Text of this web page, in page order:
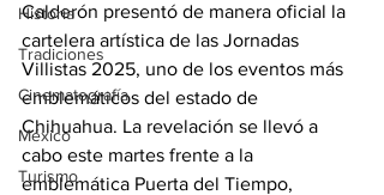
Historia
Tradiciones
Cinematografía
México
Turismo
Calderón presentó de manera oficial la
cartelera artística de las Jornadas
Villistas 2025, uno de los eventos más
emblemáticos del estado de
Chihuahua. La revelación se llevó a
cabo este martes frente a la
emblemática Puerta del Tiempo,